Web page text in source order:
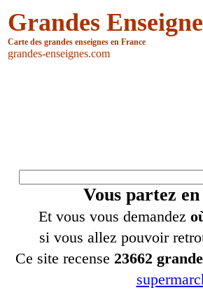
Grandes
Carte des grandes enseignes en France
grandes-enseignes.com
Vous partez en
Et vous vous demandez
si vous allez pouvoir
Ce site recense 23662